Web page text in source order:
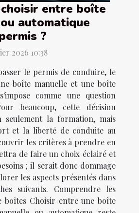
choisir entre boîte
automatique
?
2026 10:38
le permis de conduire, le
boîte manuelle et une boîte
comme une question
beaucoup, cette décision
seulement la formation, mais
et la liberté de conduite au
les critères à prendre en
de faire un choix éclairé et
; il serait donc dommage
les aspects présentés dans
suivants. Comprendre les
boîtes Choisir entre une boîte